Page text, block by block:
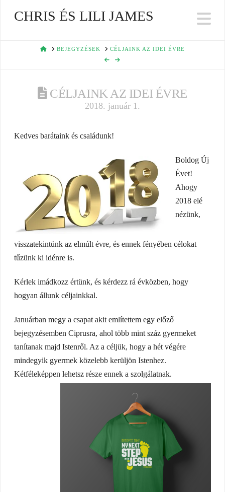
CHRIS ÉS LILI JAMES
HOMEBEJEGYZÉSEK CÉLJAINK AZ IDEI ÉVRE
CÉLJAINK AZ IDEI ÉVRE
2018. január 1.
Kedves barátaink és családunk!
Boldog Új
Évet!
Ahogy
2018 elé
nézünk,
visszatekintünk az elmúlt évre, és ennek fényében célokat
tűzünk ki idénre is.
Kérlek imádkozz értünk, és kérdezz rá évközben, hogy
hogyan állunk céljainkkal.
Januárban megy a csapat akit említettem egy előző
bejegyzésemben Ciprusra, ahol több mint száz gyermeket
tanítanak majd Istenről. Az a céljük, hogy a hét végére
mindegyik gyermek közelebb kerüljön Istenhez.
Kétféleképpen lehetsz része ennek a szolgálatnak.